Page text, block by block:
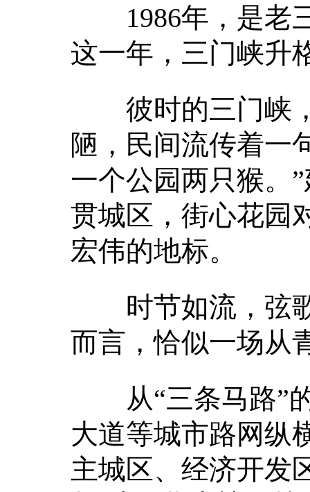
1986年，是老三
这一年，三门峡升
彼时的三门峡，
陋，民间流传着一
一个公园两只猴。
贯城区，街心花园
宏伟的地标。
时节如流，弦歌
而言，恰似一场从
从“三条马路”的
大道等城市路网纵
主城区、经济开发